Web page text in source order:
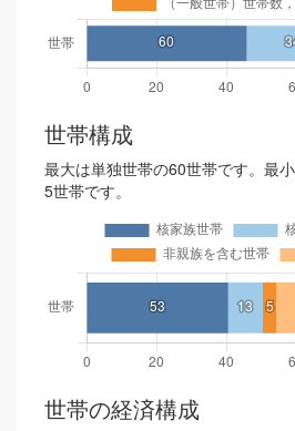
世帯構成
最大は単独世帯の60世帯です。最
5世帯です。
世帯の経済構成